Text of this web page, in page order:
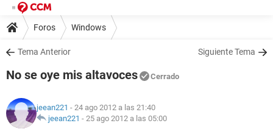
Foros Windows
Tema Anterior Siguiente Tema
No se oye mis altavoces Cerrado
jeean221 - 24 ago 2012 a las 21:40
jeean221 - 25 ago 2012 a las 05:00